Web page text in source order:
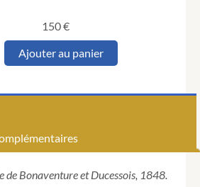
150€
Ajouter au panier
de Bonaventure et Ducessois, 1848.